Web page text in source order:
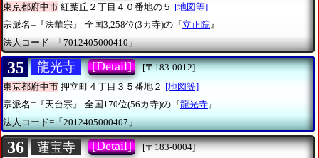
東京都府中市 紅葉丘２丁目４０番地の５ [地図等]
宗派名=『法華宗』
全国3,258位(3カ寺)の『立正院 』
法人コード=「7012405000410」
35 龍光寺 [Detail]
[〒183-0012]
東京都府中市 押立町４丁目３５番地２ [地図等]
宗派名=『天台宗』
全国170位(56カ寺)の『龍光寺 』
法人コード=「2012405000407」
36 蓮宝寺 [Detail]
[〒183-0004]